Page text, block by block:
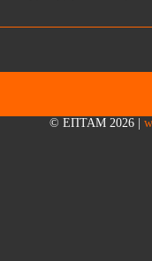
© ΕΠΤΑΜ 2026 |